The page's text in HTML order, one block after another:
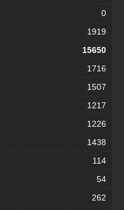
0
1919
15650
1716
1507
1217
1226
1438
114
54
262